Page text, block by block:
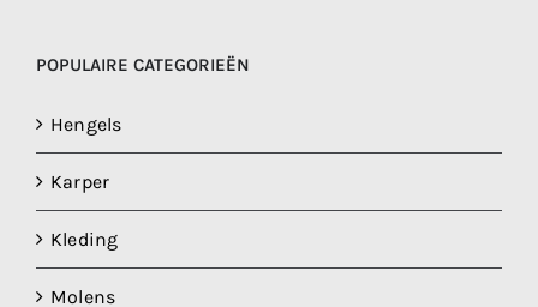
POPULAIRE CATEGORIEËN
Hengels
Karper
Kleding
Molens